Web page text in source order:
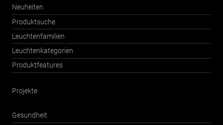
Neuheiten
Produktsuche
Leuchtenfamilien
Leuchtenkategorien
Produktfeatures
Projekte
Gesundheit